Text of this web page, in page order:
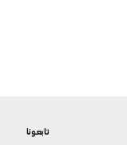
تابعونا